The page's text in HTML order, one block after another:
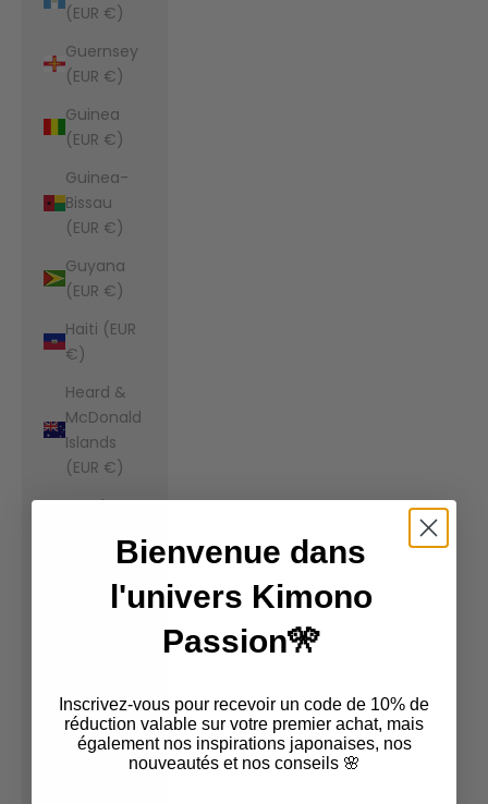
(EUR €)
Guernsey
(EUR €)
Guinea
(EUR €)
Guinea-
Bissau
(EUR €)
Guyana
(EUR €)
Haiti (EUR
€)
Heard &
McDonald
Islands
(EUR €)
Honduras
Hong Kong
SAR (EUR
Iceland
(EUR €)
Bienvenue dans
l'univers Kimono
Passion🎌
Inscrivez-vous pour recevoir un code de 10% de
réduction valable sur votre premier achat, mais
également nos inspirations japonaises, nos
nouveautés et nos conseils 🌸